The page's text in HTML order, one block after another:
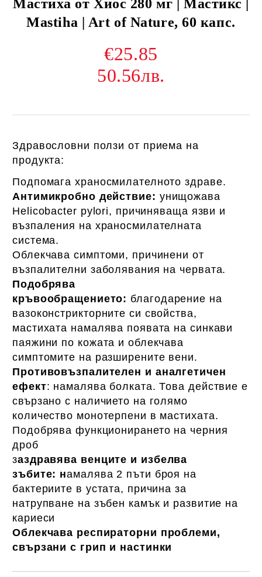
Мастиха от Хиос 280 мг | Мастикс |
Mastiha | Art of Nature, 60 капс.
€25.85
50.56лв.
Здравословни ползи от приема на
продукта:
Подпомага храносмилателното здраве.
Антимикробно действие: унищожава
Helicobacter pylori, причиняваща язви и
възпаления на храносмилателната
система.
Облекчава симптоми, причинени от
възпалителни заболявания на червата.
Подобрява
кръвообращението: благодарение на
вазоконстрикторните си свойства,
мастихата намалява появата на синкави
паяжини по кожата и облекчава
симптомите на разширените вени.
Противовъзпалителен и аналгетичен
ефект: намалява болката. Това действие е
свързано с наличието на голямо
количество монотерпени в мастихата.
Подобрява функционирането на черния
дроб
заздравява венците и избелва
зъбите: намалява 2 пъти броя на
бактериите в устата, причина за
натрупване на зъбен камък и развитие на
кариеси
Облекчава респираторни проблеми,
свързани с грип и настинки